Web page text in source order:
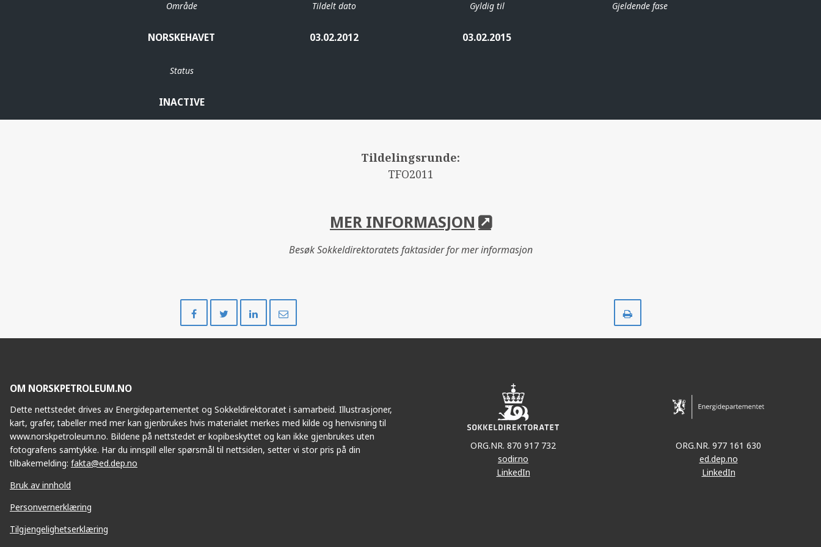
Område
NORSKEHAVET
Tildelt dato
03.02.2012
Gyldig til
03.02.2015
Gjeldende fase
Status
INACTIVE
Tildelingsrunde:
TFO2011
MER INFORMASJON
Besøk Sokkeldirektoratets faktasider for mer informasjon
på
på
på
OM NORSKPETROLEUM.NO
Dette nettstedet drives av Energidepartementet og Sokkeldirektoratet i samarbeid. Illustrasjoner,
kart, grafer, tabeller med mer kan gjenbrukes hvis materialet merkes med kilde og henvisning til
www.norskpetroleum.no. Bildene på nettstedet er kopibeskyttet og kan ikke gjenbrukes uten
fotografens samtykke. Har du innspill eller spørsmål til nettsiden, setter vi stor pris på din
tilbakemelding: fakta@ed.dep.no
Bruk av innhold
Personvernerklæring
Tilgjengelighetserklæring
ORG.NR. 870 917 732
sodir.no
LinkedIn
ORG.NR. 977 161 630
ed.dep.no
LinkedIn